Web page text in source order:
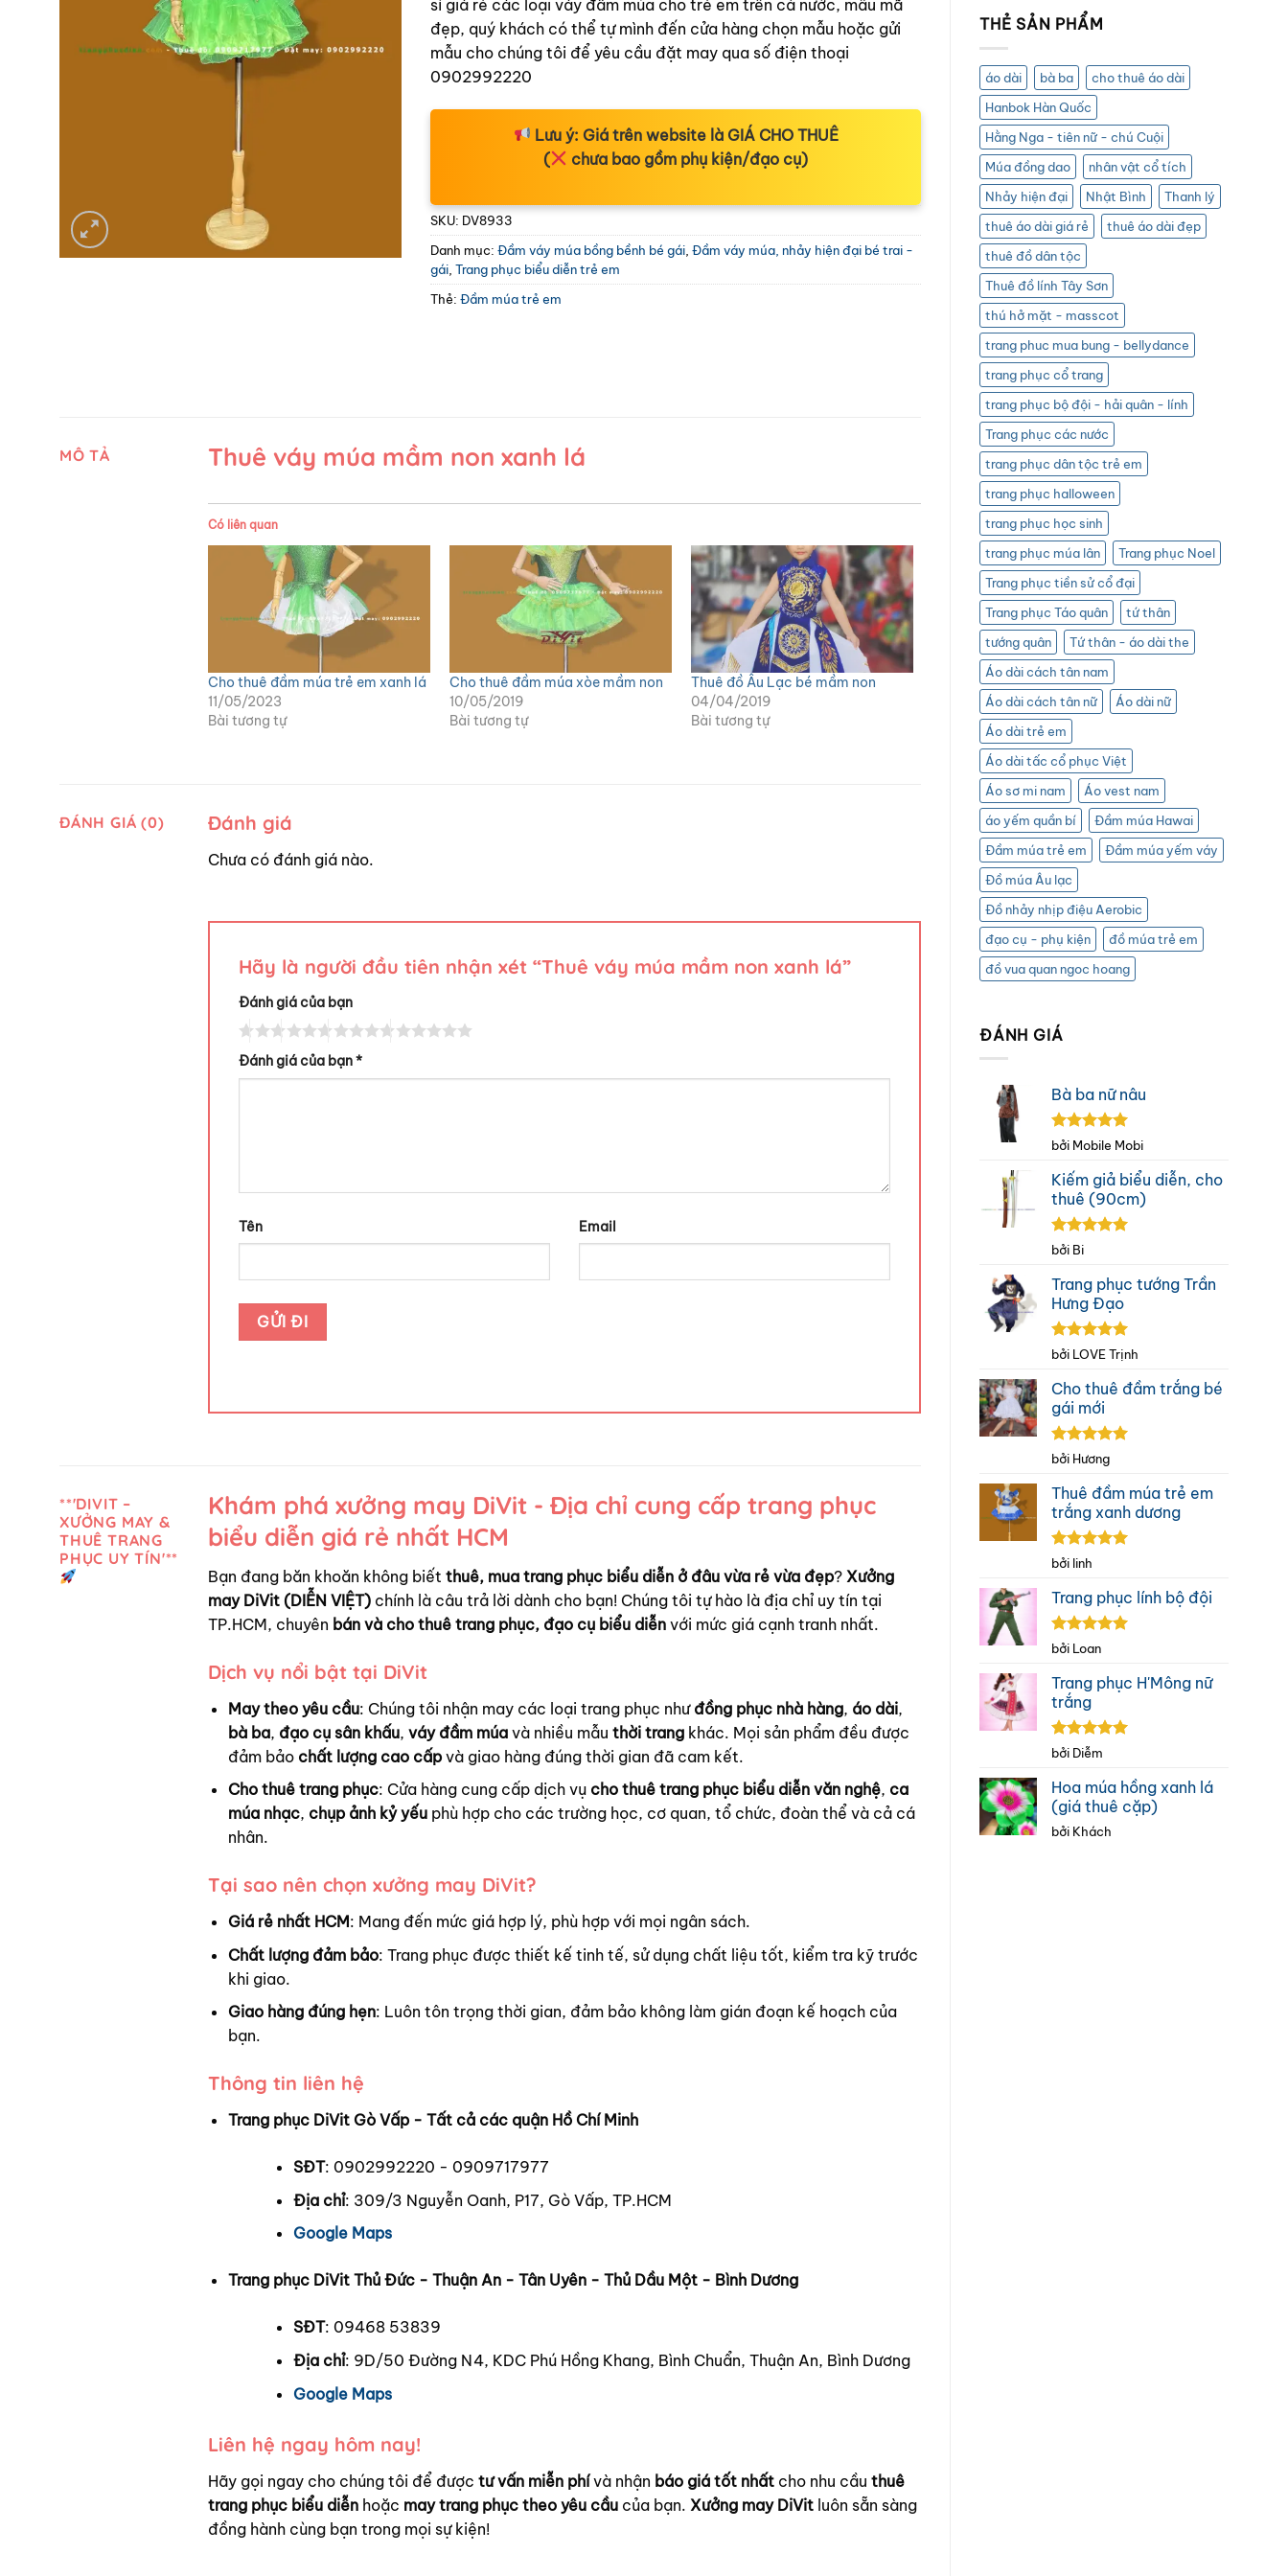
THẺ SẢN PHẨM
áo dài bà ba
cho thuê áo dài
Hanbok Hàn Quốc
Hằng Nga - tiên nữ - chú Cuội
Múa đồng dao
nhân vật cổ tích
Nhảy hiện đại
Nhật Bình
Thanh lý
thuê áo dài giá rẻ
thuê áo dài đẹp
thuê đồ dân tộc
Thuê đồ lính Tây Sơn
thú hở mặt - masscot
trang phuc mua bung - bellydance
trang phục cổ trang
trang phục bộ đội - hải quân - lính
Trang phục các nước
trang phục dân tộc trẻ em
trang phục halloween
trang phục học sinh
trang phục múa lân
Trang phục Noel
Trang phục tiền sử cổ đại
Trang phục Táo quân
tứ thân
tướng quân
Tứ thân - áo dài the
Áo dài cách tân nam
Áo dài cách tân nữ
Áo dài nữ
Áo dài trẻ em
Áo dài tấc cổ phục Việt
Áo sơ mi nam
Áo vest nam
áo yếm quần bí
Đầm múa Hawai
Đầm múa trẻ em
Đầm múa yếm váy
Đồ múa Âu lạc
Đồ nhảy nhịp điệu Aerobic
đạo cụ - phụ kiện
đồ múa trẻ em
đồ vua quan ngoc hoang
ĐÁNH GIÁ
Bà ba nữ nâu
Được xếp
sao
bởi Mobile Mobi
Kiếm giả biểu diễn, cho
thuê (90cm)
Được xếp
sao
bởi Bi
Trang phục tướng Trần
Hưng Đạo
Được xếp
sao
bởi LOVE Trịnh
Cho thuê đầm trắng bé
gái mới
Được xếp
5
sao
bởi Hương
Thuê đầm múa trẻ em
trắng xanh dương
Được xếp
sao
bởi linh
Trang phục lính bộ đội
Được xếp
sao
bởi Loan
Trang phục H'Mông nữ
trắng
Được xếp
sao
bởi Diễm
Hoa múa hồng xanh lá
(giá thuê cặp)
bởi Khách
sỉ giá rẻ các loại váy đầm múa cho trẻ em trên cả nước, mẫu mã
đẹp, quý khách có thể tự mình đến cửa hàng chọn mẫu hoặc gửi
mẫu cho chúng tôi để yêu cầu đặt may qua số điện thoại
0902992220
Lưu ý: Giá trên website là GIÁ CHO THUÊ
(
chưa bao gồm phụ kiện/đạo cụ)
SKU: DV8933
Danh mục:Đầm váy múa bồng bềnh bé gái,Đầm váy múa, nhảy hiện đại bé trai -
gái,Trang phục biểu diễn trẻ em
Thẻ:Đầm múa trẻ em
MÔ TẢ Thuê váy múa mầm non xanh lá
Có liên quan
Cho thuê đầm múa trẻ em xanh lá
11/05/2023
Bài tương tự
Cho thuê đầm múa xòe mầm non
10/05/2019
Bài tương tự
Thuê đồ Âu Lạc bé mầm non
04/04/2019
Bài tương tự
ĐÁNH GIÁ (0) Đánh giá
Chưa có đánh giá nào.
Hãy là người đầu tiên nhận xét “Thuê váy múa mầm non xanh lá”
Đánh giá của bạn
Đánh giá của bạn*
Tên Email
**'DIVIT –
XƯỞNG MAY &
THUÊ TRANG
PHỤC UY TÍN'**
Khám phá xưởng may DiVit - Địa chỉ cung cấp trang phục
biểu diễn giá rẻ nhất HCM
Bạn đang băn khoăn không biết thuê, mua trang phục biểu diễn ở đâu vừa rẻ vừa đẹp? Xưởng
may DiVit (DIỄN VIỆT)chính là câu trả lời dành cho bạn! Chúng tôi tự hào là địa chỉ uy tín tại
TP.HCM, chuyên bán và cho thuê trang phục, đạo cụ biểu diễnvới mức giá cạnh tranh nhất.
Dịch vụ nổi bật tại DiVit
May theo yêu cầu: Chúng tôi nhận may các loại trang phục như đồng phục nhà hàng, áo dài,
bà ba, đạo cụ sân khấu, váy đầm múavà nhiều mẫu thời trangkhác. Mọi sản phẩm đều được
đảm bảo chất lượng cao cấpvà giao hàng đúng thời gian đã cam kết.
Cho thuê trang phục: Cửa hàng cung cấp dịch vụ cho thuê trang phục biểu diễn văn nghệ, ca
múa nhạc, chụp ảnh kỷ yếuphù hợp cho các trường học, cơ quan, tổ chức, đoàn thể và cả cá
nhân.
Tại sao nên chọn xưởng may DiVit?
Giá rẻ nhất HCM: Mang đến mức giá hợp lý, phù hợp với mọi ngân sách.
Chất lượng đảm bảo: Trang phục được thiết kế tinh tế, sử dụng chất liệu tốt, kiểm tra kỹ trước
khi giao.
Giao hàng đúng hẹn: Luôn tôn trọng thời gian, đảm bảo không làm gián đoạn kế hoạch của
bạn.
Thông tin liên hệ
Trang phục DiVit Gò Vấp - Tất cả các quận Hồ Chí Minh
SĐT: 0902992220 - 0909717977
Địa chỉ: 309/3 Nguyễn Oanh, P17, Gò Vấp, TP.HCM
Google Maps
Trang phục DiVit Thủ Đức - Thuận An - Tân Uyên - Thủ Dầu Một - Bình Dương
SĐT: 09468 53839
Địa chỉ: 9D/50 Đường N4, KDC Phú Hồng Khang, Bình Chuẩn, Thuận An, Bình Dương
Google Maps
Liên hệ ngay hôm nay!
Hãy gọi ngay cho chúng tôi để được tư vấn miễn phívà nhận báo giá tốt nhấtcho nhu cầu thuê
trang phục biểu diễnhoặc may trang phục theo yêu cầucủa bạn. Xưởng may DiVitluôn sẵn sàng
đồng hành cùng bạn trong mọi sự kiện!